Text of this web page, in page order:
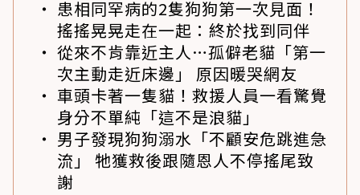
患相同罕病的2隻狗狗第一次見面！
搖搖晃晃走在一起：終於找到同伴
從來不肯靠近主人…孤僻老貓「第一
次主動走近床邊」 原因暖哭網友
車頭卡著一隻貓！救援人員一看驚覺
身分不單純「這不是浪貓」
男子發現狗狗溺水「不顧安危跳進急
流」 牠獲救後跟隨恩人不停搖尾致
謝